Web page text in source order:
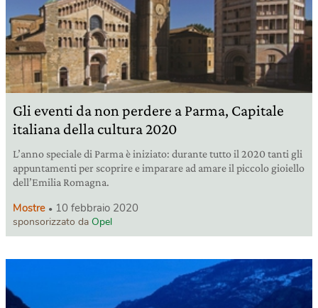
Gli eventi da non perdere a Parma, Capitale
italiana della cultura 2020
L’anno speciale di Parma è iniziato: durante tutto il 2020 tanti gli
appuntamenti per scoprire e imparare ad amare il piccolo gioiello
dell’Emilia Romagna.
Mostre 10 febbraio 2020
sponsorizzato da Opel